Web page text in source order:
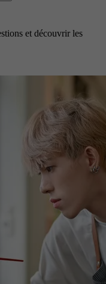
et découvrir les